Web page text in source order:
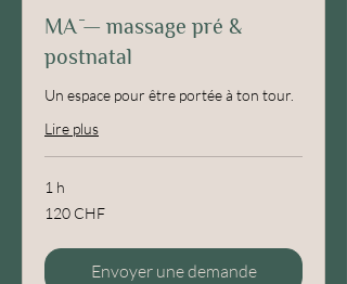
MĀ — massage pré &
postnatal
Un espace pour être portée à ton tour.
Lire plus
1 h
120
francs
120 CHF
Envoyer une demande